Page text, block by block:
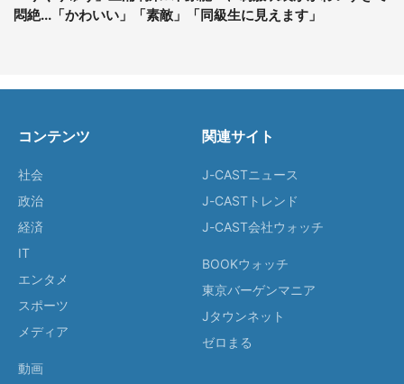
悶絶...「かわいい」「素敵」「同級生に見えます」
コンテンツ
社会
政治
経済
IT
エンタメ
スポーツ
メディア
動画
関連サイト
J-CASTニュース
J-CASTトレンド
J-CAST会社ウォッチ
BOOKウォッチ
東京バーゲンマニア
Jタウンネット
ゼロまる